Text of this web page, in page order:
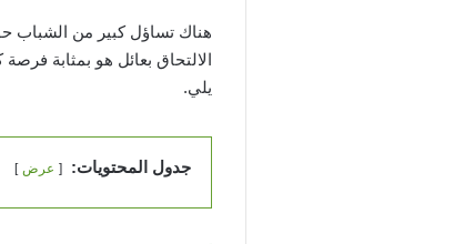
الالتحاق بعائل هو بمثابة
يلي.
جدول المحتويات: عرض